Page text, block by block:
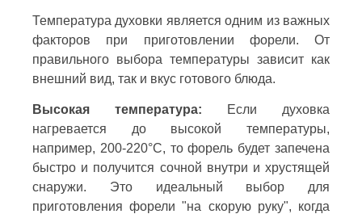
Температура духовки является одним из важных
факторов при приготовлении форели. От
правильного выбора температуры зависит как
внешний вид, так и вкус готового блюда.
Высокая температура: Если духовка
нагревается до высокой температуры,
например, 200-220°C, то форель будет запечена
быстро и получится сочной внутри и хрустящей
снаружи. Это идеальный выбор для
приготовления форели "на скорую руку", когда